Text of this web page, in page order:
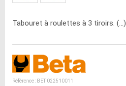
Tabouret à roulettes à 3 tiroirs. (...)
Référence : BET 022510011